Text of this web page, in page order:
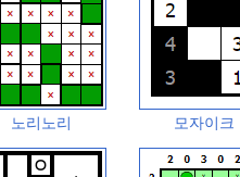
노리노리 모자이크